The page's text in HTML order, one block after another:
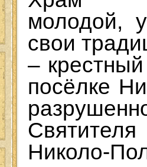
молодой,
свои
–
посёлке
Николо-